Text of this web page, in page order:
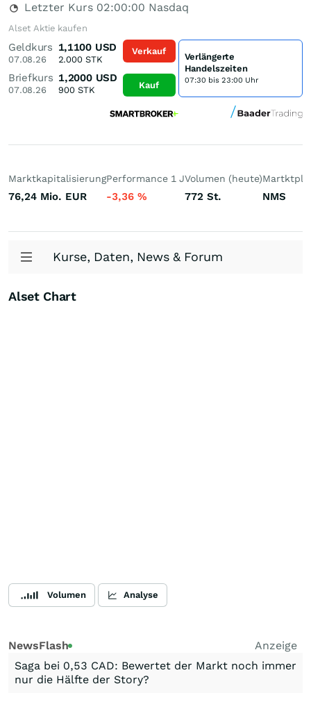
Letzter Kurs 02:00:00 Nasdaq
Alset Aktie kaufen
Geldkurs
07.08.26
1,1100 USD
2.000STK
Briefkurs
07.08.26
1,2000 USD
900STK
Verkauf
Kauf
Verlängerte
Handelszeiten
07:30 bis 23:00 Uhr
Marktkapitalisierung
76,24 Mio. EUR
Performance 1 J
-3,36 %
Volumen (heute)
772 St. NMS
Kurse, Daten, News & Forum
Alset Chart
Volumen Analyse
NewsFlash
Anzeige
Saga bei 0,53 CAD: Bewertet der Markt noch immer
nur die Hälfte der Story?